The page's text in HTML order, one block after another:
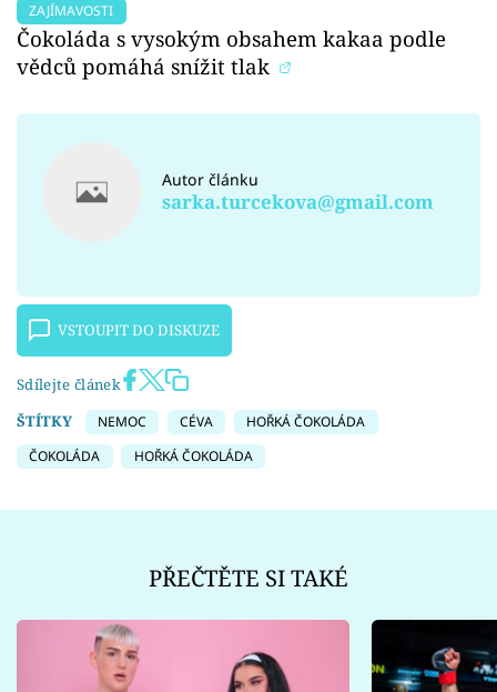
ZAJÍMAVOSTI
Čokoláda s vysokým obsahem kakaa podle
vědců pomáhá snížit tlak
Autor článku
sarka.turcekova@gmail.com
VSTOUPIT DO DISKUZE
Sdílejte článek
ŠTÍTKY
NEMOC CÉVA
HOŘKÁ ČOKOLÁDA
ČOKOLÁDA
HOŘKÁ ČOKOLÁDA
PŘEČTĚTE SI TAKÉ